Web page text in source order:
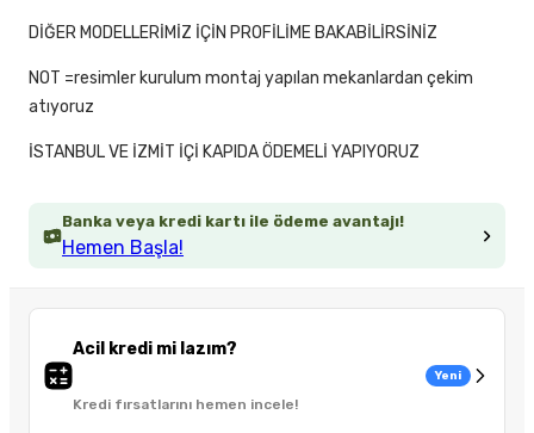
Banka veya kredi kartı ile ödeme avantajı!
Hemen Başla!
Acil kredi mi lazım?
Kredi fırsatlarını hemen incele!
Yeni
DİĞER MODELLERİMİZ İÇİN PROFİLİME BAKABİLİRSİNİZ
NOT =resimler kurulum montaj yapılan mekanlardan çekim
atıyoruz
İSTANBUL VE İZMİT İÇİ KAPIDA ÖDEMELİ YAPIYORUZ